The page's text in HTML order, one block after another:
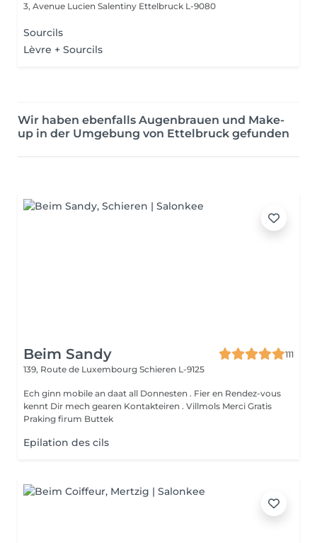
3, Avenue Lucien Salentiny Ettelbruck L-9080
Sourcils
Lèvre + Sourcils
Wir haben ebenfalls Augenbrauen und Make-
up in der Umgebung von Ettelbruck gefunden
Beim Sandy
111
139, Route de Luxembourg Schieren L-9125
Ech ginn mobile an daat all Donnesten . Fier en Rendez-vous
kennt Dir mech gearen Kontakteiren . Villmols Merci Gratis
Praking firum Buttek
Epilation des cils